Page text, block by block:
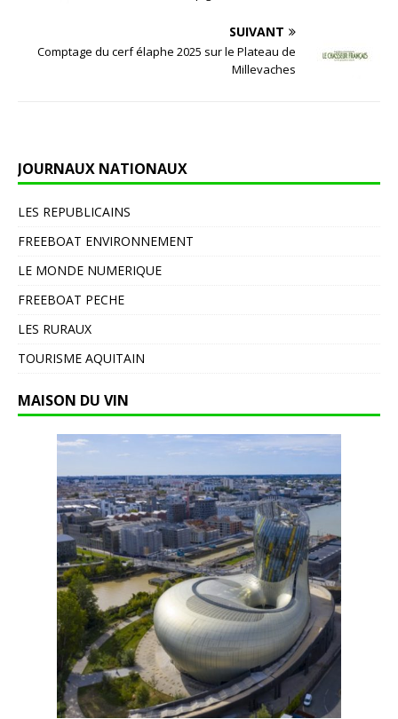
SUIVANT
Comptage du cerf élaphe 2025 sur le Plateau de
Millevaches
JOURNAUX NATIONAUX
LES REPUBLICAINS
FREEBOAT ENVIRONNEMENT
LE MONDE NUMERIQUE
FREEBOAT PECHE
LES RURAUX
TOURISME AQUITAIN
MAISON DU VIN